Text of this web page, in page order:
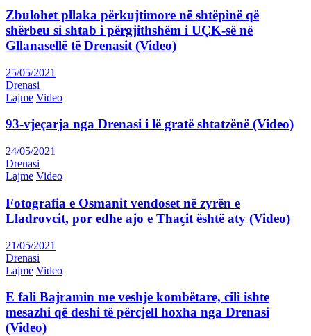
Zbulohet pllaka përkujtimore në shtëpinë që
shërbeu si shtab i përgjithshëm i UÇK-së në
Gllanasellë të Drenasit (Video)
25/05/2021
Drenasi
Lajme Video
93-vjeçarja nga Drenasi i lë gratë shtatzënë (Video)
24/05/2021
Drenasi
Lajme Video
Fotografia e Osmanit vendoset në zyrën e
Lladrovcit, por edhe ajo e Thaçit është aty (Video)
21/05/2021
Drenasi
Lajme Video
E fali Bajramin me veshje kombëtare, cili ishte
mesazhi që deshi të përcjell hoxha nga Drenasi
(Video)